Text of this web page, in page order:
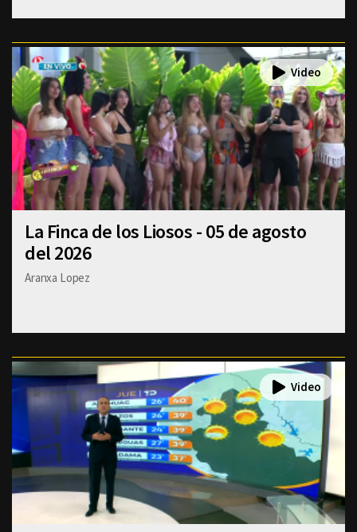
La Finca de los Liosos - 05 de agosto
del 2026
Aranxa Lopez